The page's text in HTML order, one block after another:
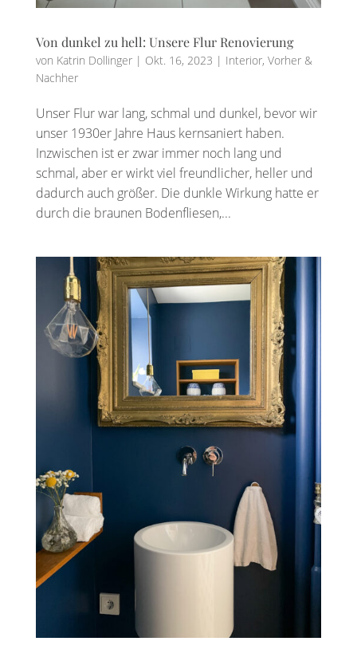
Von dunkel zu hell: Unsere Flur Renovierung
von Katrin Dollinger| Okt. 16, 2023 | Interior, Vorher &
Nachher
Unser Flur war lang, schmal und dunkel, bevor wir
unser 1930er Jahre Haus kernsaniert haben.
Inzwischen ist er zwar immer noch lang und
schmal, aber er wirkt viel freundlicher, heller und
dadurch auch größer. Die dunkle Wirkung hatte er
durch die braunen Bodenfliesen,...